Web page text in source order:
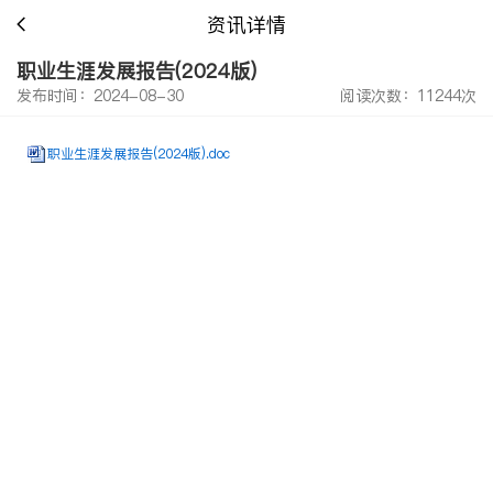
资讯详情
职业生涯发展报告(2024版)
发布时间：2024-08-30 阅读次数：11244次
职业生涯发展报告(2024版).doc